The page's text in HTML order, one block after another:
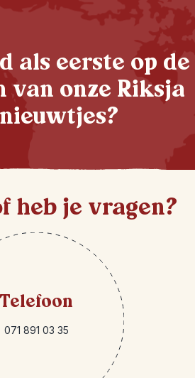
als eerste op de
van onze Riksja
heb je vragen?
Telefoon
071 891 03 35